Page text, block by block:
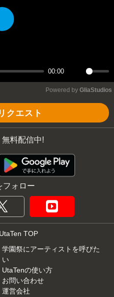
00:00
Mute
Play
Powered by GliaStudios
クエスト
料配信中!
フォロー
UtaTen TOP
学園祭にアーティストを呼びた
い
UtaTenの使い方
お問い合わせ
運営会社